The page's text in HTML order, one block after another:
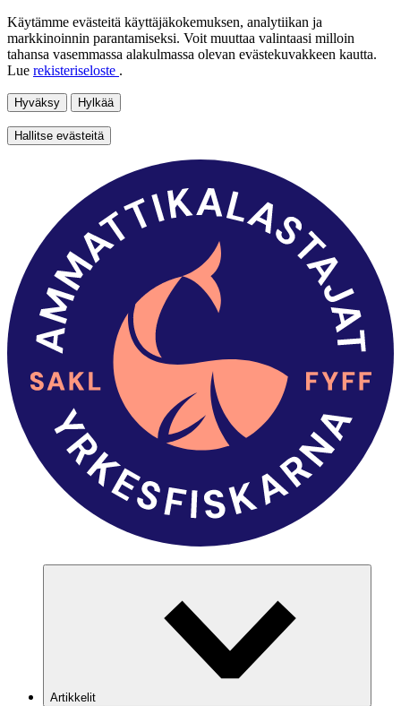
Käytämme evästeitä käyttäjäkokemuksen, analytiikan ja
markkinoinnin parantamiseksi. Voit muuttaa valintaasi milloin
tahansa vasemmassa alakulmassa olevan evästekuvakkeen kautta.
Lue rekisteriseloste .
Hyväksy Hylkää
Hallitse evästeitä
Artikkelit